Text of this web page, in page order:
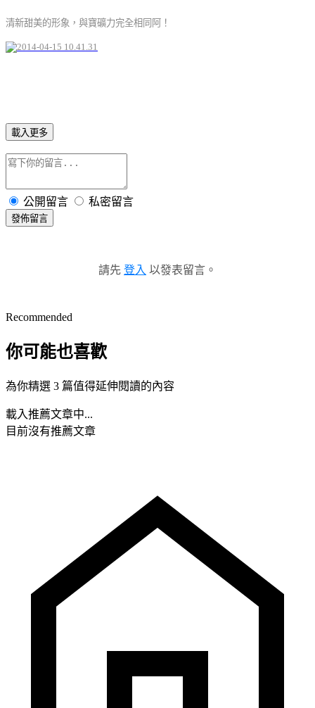
清新甜美的形象，與寶礦力完全相同阿！
載入更多
公開留言 私密留言
發佈留言
請先 登入 以發表留言。
Recommended
你可能也喜歡
為你精選 3 篇值得延伸閱讀的內容
載入推薦文章中...
目前沒有推薦文章